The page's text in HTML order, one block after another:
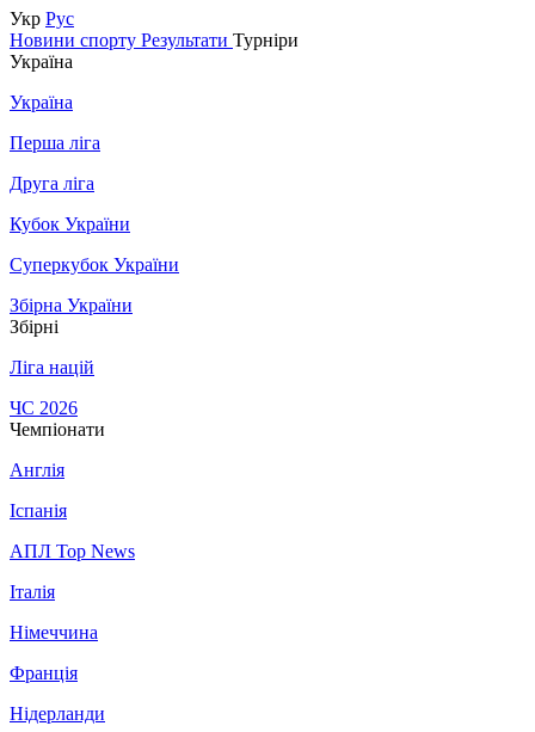
Укр Рус
Новини спорту Результати Турніри
Україна
Україна
Перша ліга
Друга ліга
Кубок України
Суперкубок України
Збірна України
Збірні
Ліга націй
ЧС 2026
Чемпіонати
Англія
Іспанія
АПЛ Top News
Італія
Німеччина
Франція
Нідерланди